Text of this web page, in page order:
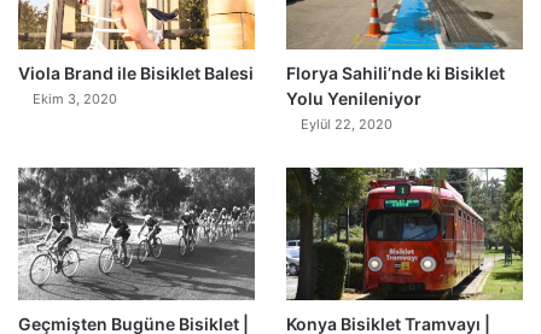
Viola Brand ile Bisiklet Balesi
Ekim 3, 2020
Florya Sahili’nde ki Bisiklet
Yolu Yenileniyor
Eylül 22, 2020
Geçmişten Bugüne Bisiklet | Konya Bisiklet Tramvayı |